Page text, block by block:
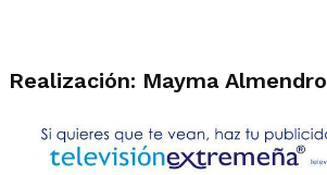
Realización: Mayma Almendro